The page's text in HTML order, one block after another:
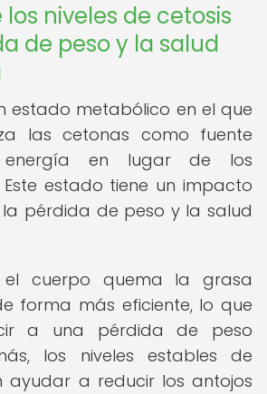
niveles de cetosis
de peso y la salud
estado metabólico en el que
las cetonas como fuente
en lugar de los
estado tiene un impacto
la pérdida de peso y la salud
el cuerpo quema la grasa
forma más eficiente, lo que
a una pérdida de peso
los niveles estables de
ayudar a reducir los antojos